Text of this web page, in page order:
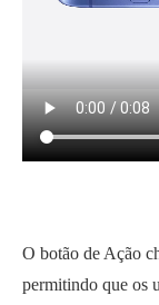
O botão de Ação
permitindo que os